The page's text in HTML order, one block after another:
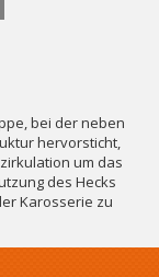
bei der neben
hervorsticht,
um das
des Hecks
Karosserie zu